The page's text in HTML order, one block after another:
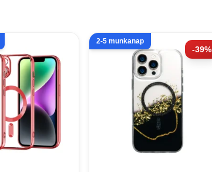
-39%
2-5 munkanap